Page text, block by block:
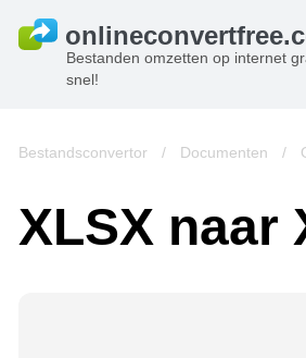
Bestanden omzetten op internet
snel!
Bestandsconvertor / Documenten /
XLSX naar